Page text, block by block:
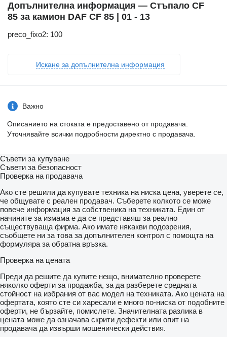
Допълнителна информация — Стъпало CF
85 за камион DAF CF 85 | 01 - 13
preco_fixo2: 100
Искане за допълнителна информация
Важно
Описанието на стоката е предоставено от продавача.
Уточнявайте всички подробности директно с продавача.
Съвети за купуване
Съвети за безопасност
Проверка на продавача
Ако сте решили да купувате техника на ниска цена, уверете се,
че общувате с реален продавач. Съберете колкото се може
повече информация за собственика на техниката. Един от
начините за измама е да се представяш за реално
съществуваща фирма. Ако имате някакви подозрения,
съобщете ни за това за допълнителен контрол с помощта на
формуляра за обратна връзка.
Проверка на цената
Преди да решите да купите нещо, внимателно проверете
няколко оферти за продажба, за да разберете средната
стойност на избрания от вас модел на техниката. Ако цената на
офертата, която сте си харесали е много по-ниска от подобните
оферти, не бързайте, помислете. Значителната разлика в
цената може да означава скрити дефекти или опит на
продавача да извърши мошенически действия.